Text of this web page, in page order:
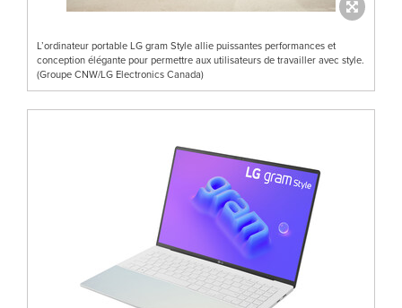
L’ordinateur portable LG gram Style allie puissantes performances et
conception élégante pour permettre aux utilisateurs de travailler avec style.
(Groupe CNW/LG Electronics Canada)